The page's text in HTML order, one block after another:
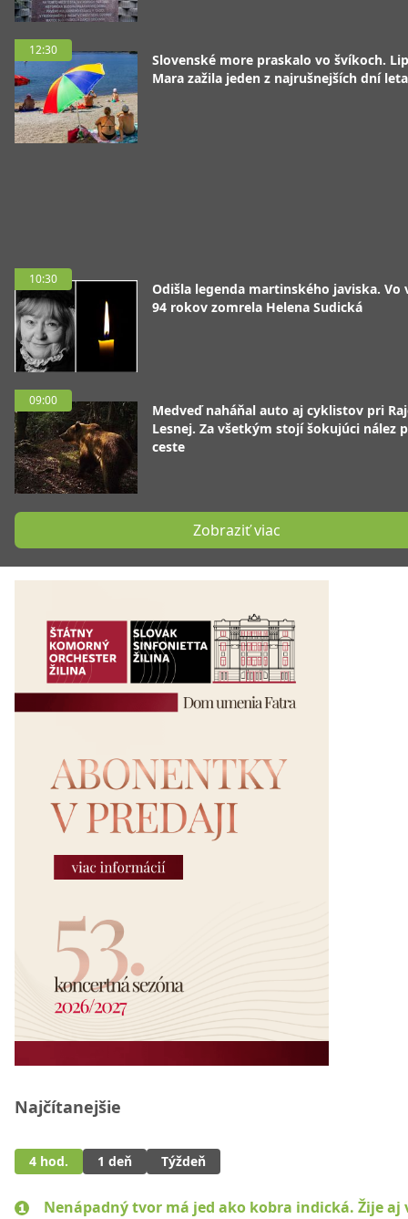
12:30
Slovenské more praskalo vo švíkoch.
Mara zažila jeden z najrušnejších dní leta
10:30
Odišla legenda martinského javiska. Vo
94 rokov zomrela Helena Sudická
09:00
Medveď naháňal auto aj cyklistov pri
Lesnej. Za všetkým stojí šokujúci nález
ceste
Zobraziť viac
Najčítanejšie
4 hod. 1 deň Týždeň
Nenápadný tvor má jed ako kobra indická. Žije aj